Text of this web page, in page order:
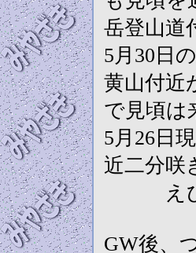
岳登山道
5月30日
黄山付近
で見頃は
5月26日
近二分咲
えびの
GW後、